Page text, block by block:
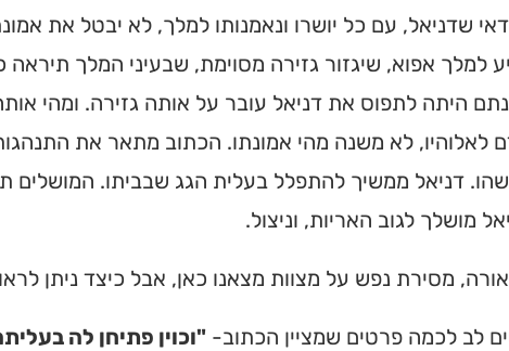
שדניאל, עם כל יושרו ונאמנותו למלך, לא יבטל את
למלך אפוא, שיגזור גזירה מסוימת, שבעיני המלך תיראה
היתה לתפוס את דניאל עובר על אותה גזירה. ומהי
לאלוהיו, לא משנה מהי אמונתו. הכתוב מתאר את
דניאל ממשיך להתפלל בעלית הגג שבביתו. המושלים
מושלך לגוב האריות, וניצול.
מסירת נפש על מצוות מצאנו כאן, אבל כיצד ניתן
לב לכמה פרטים שמציין הכתוב- "וכוין פתיחן לה